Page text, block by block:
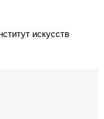
искусств